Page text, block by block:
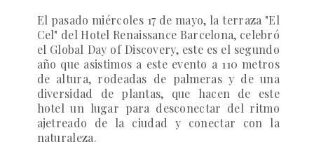
El pasado miércoles 17 de mayo, la terraza "El
Cel" del Hotel Renaissance Barcelona, celebró
el Global Day of Discovery, este es el segundo
año que asistimos a este evento a 110 metros
de altura, rodeadas de palmeras y de una
diversidad de plantas, que hacen de este
hotel un lugar para desconectar del ritmo
ajetreado de la ciudad y conectar con la
naturaleza.